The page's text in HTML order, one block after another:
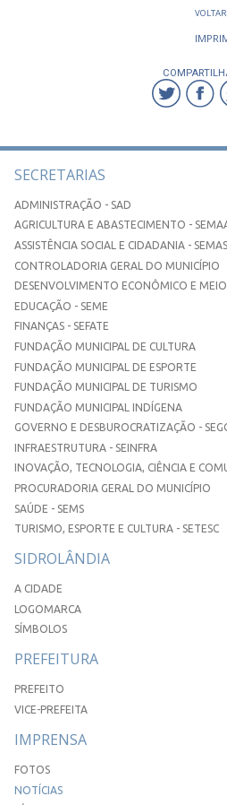
VOLTAR
SECRETARIAS
ADMINISTRAÇÃO - SAD
AGRICULTURA E ABASTECIMENTO -
ASSISTÊNCIA SOCIAL E CIDADANIA -
CONTROLADORIA GERAL DO MUNICÍPIO
DESENVOLVIMENTO ECONÔMICO E
EDUCAÇÃO - SEME
FINANÇAS - SEFATE
FUNDAÇÃO MUNICIPAL DE CULTURA
FUNDAÇÃO MUNICIPAL DE ESPORTE
FUNDAÇÃO MUNICIPAL DE TURISMO
FUNDAÇÃO MUNICIPAL INDÍGENA
GOVERNO E DESBUROCRATIZAÇÃO -
INFRAESTRUTURA - SEINFRA
INOVAÇÃO, TECNOLOGIA, CIÊNCIA E
PROCURADORIA GERAL DO MUNICÍPIO
SAÚDE - SEMS
TURISMO, ESPORTE E CULTURA - SETESC
SIDROLÂNDIA
A CIDADE
LOGOMARCA
SÍMBOLOS
PREFEITURA
PREFEITO
VICE-PREFEITA
IMPRENSA
FOTOS
NOTÍCIAS